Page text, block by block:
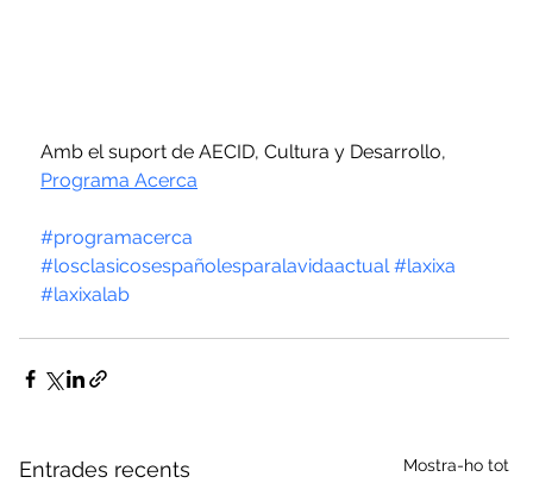
Amb el suport de AECID, Cultura y Desarrollo,
Programa Acerca
#programacerca
#losclasicosespañolesparalavidaactual #laxixa
#laxixalab
Entrades recents Mostra-ho tot